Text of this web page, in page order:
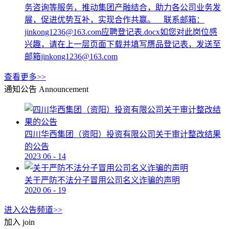
务咨询等服务，推动集团产融结合，助力各公司业务发
展，促进优势互补，实现合作共赢。 联系邮箱：
jinkong1236@163.com应聘登记表.docx如您对此岗位感
兴趣，请在上一层页面下载并填写赝品登记表，发送至
邮箱jinkong1236@163.com
查看更多>>
通知公告 Announcement
四川华西集团（资阳）投资有限公司关于审计整改结果
的公告
2023 06 - 14
关于严防不法分子冒用公司名义诈骗的声明
2020 06 - 19
进入公告频道>>
加入 join